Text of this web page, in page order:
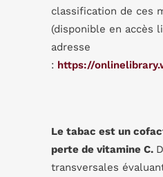
classification de ces
(disponible en accès
adresse
: https://
Le tabac est un
perte de vitamine C.
transversales